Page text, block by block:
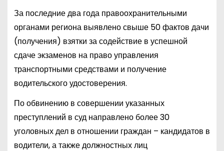
За последние два года правоохранительными
органами региона выявлено свыше 50 фактов дачи
(получения) взятки за содействие в успешной
сдаче экзаменов на право управления
транспортными средствами и получение
водительского удостоверения.
По обвинению в совершении указанных
преступлений в суд направлено более 30
уголовных дел в отношении граждан – кандидатов в
водители, а также должностных лиц